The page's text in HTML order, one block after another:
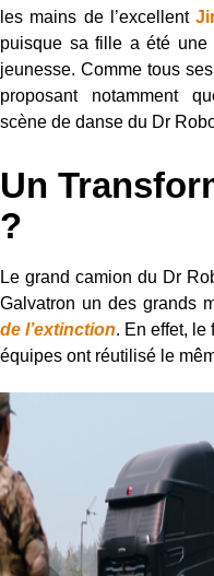
les mains de l’excellent
puisque sa fille a été
jeunesse. Comme tous
proposant notamment
scène de danse du Dr
Un
?
Le grand camion du Dr
Galvatron un des grands
de l’extinction. En effet, le
équipes ont réutilisé le